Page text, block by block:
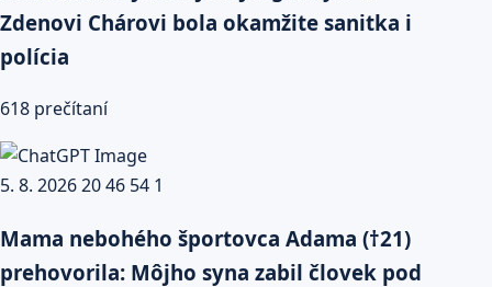
Zdenovi Chárovi bola okamžite sanitka i
polícia
618 prečítaní
Mama nebohého športovca Adama (†21)
prehovorila: Môjho syna zabil človek pod